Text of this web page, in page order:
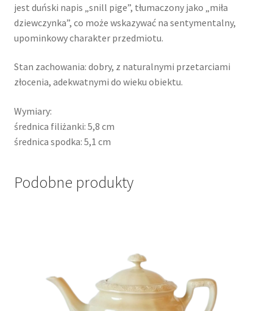
jest duński napis „snill pige”, tłumaczony jako „miła
dziewczynka”, co może wskazywać na sentymentalny,
upominkowy charakter przedmiotu.
Stan zachowania: dobry, z naturalnymi przetarciami
złocenia, adekwatnymi do wieku obiektu.
Wymiary:
średnica filiżanki: 5,8 cm
średnica spodka: 5,1 cm
Podobne produkty